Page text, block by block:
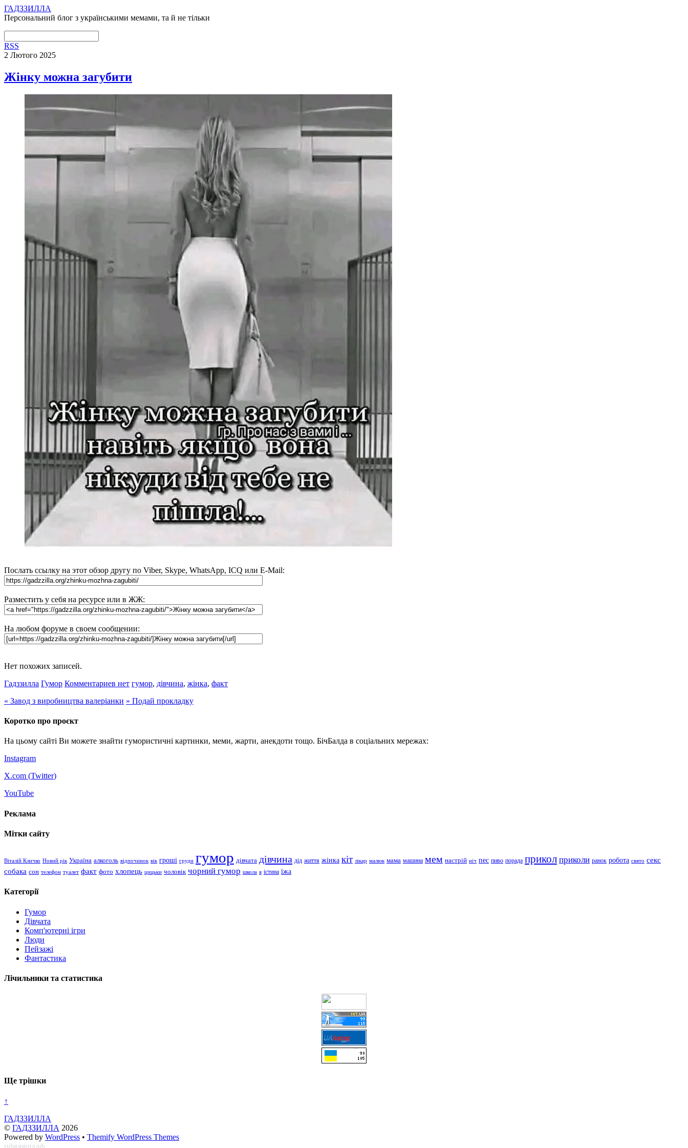
ГАДЗЗИЛЛА
Персональний блог з українськими мемами, та й не тільки
RSS
2 Лютого 2025
Жінку можна загубити
Послать ссылку на этот обзор другу по Viber, Skype, WhatsApp, ICQ или E-Mail:
Разместить у себя на ресурсе или в ЖЖ:
На любом форуме в своем сообщении:
Нет похожих записей.
Гадззилла Гумор Комментариев нет гумор, дівчина, жінка, факт
« Завод з виробництва валеріанки » Подай прокладку
Коротко про проєкт
На цьому сайті Ви можете знайти гумористичні картинки, меми, жарти, анекдоти тощо. БічБалда в соціальних мережах:
Instagram
X.com (Twitter)
YouTube
Реклама
Мітки сайту
Віталій Кличко Новий рік Україна алкоголь відпочинок вік гроші груди гумор дівчата дівчина дід життя жінка кіт лікар малюк мама машина мем настрій ніч пес пиво порада прикол приколи ранок робота свято секс
собака сон телефон туалет факт фото хлопець цицьки чоловік чорний гумор школа я істина їжа
Категорії
Гумор
Дівчата
Комп'ютерні ігри
Люди
Пейзажі
Фантастика
Лічильники та статистика
Ще трішки
↑
ГАДЗЗИЛЛА
© ГАДЗЗИЛЛА 2026
Powered by WordPress • Themify WordPress Themes
пфвяяшддф